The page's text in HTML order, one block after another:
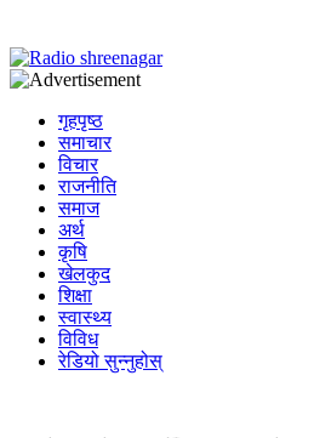
गृहपृष्ठ
समाचार
विचार
राजनीति
समाज
अर्थ
कृषि
खेलकुद
शिक्षा
स्वास्थ्य
विविध
रेडियो सुन्नुहोस्